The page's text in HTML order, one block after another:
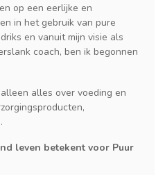
op een eerlijke en
in het gebruik van pure
en vanuit mijn visie als
coach, ben ik begonnen
alles over voeding en
leven betekent voor Puur